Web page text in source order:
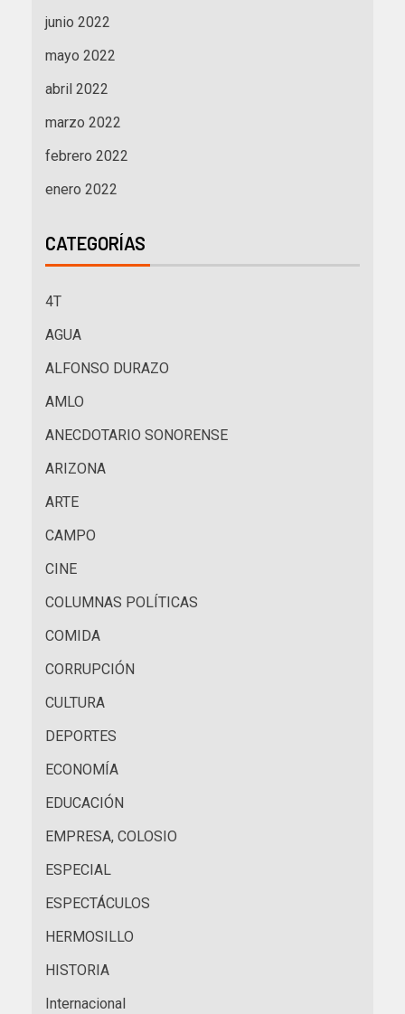
junio 2022
mayo 2022
abril 2022
marzo 2022
febrero 2022
enero 2022
CATEGORÍAS
4T
AGUA
ALFONSO DURAZO
AMLO
ANECDOTARIO SONORENSE
ARIZONA
ARTE
CAMPO
CINE
COLUMNAS POLÍTICAS
COMIDA
CORRUPCIÓN
CULTURA
DEPORTES
ECONOMÍA
EDUCACIÓN
EMPRESA, COLOSIO
ESPECIAL
ESPECTÁCULOS
HERMOSILLO
HISTORIA
Internacional